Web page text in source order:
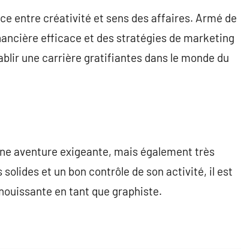
entre créativité et sens des affaires. Armé de
efficace et des stratégies de marketing
une carrière gratifiantes dans le monde du
aventure exigeante, mais également très
et un bon contrôle de son activité, il est
en tant que graphiste.